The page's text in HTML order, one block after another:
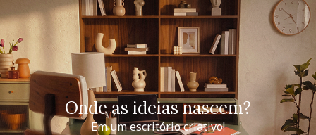
Onde as ideias nascem?
Em um escritório criativo!